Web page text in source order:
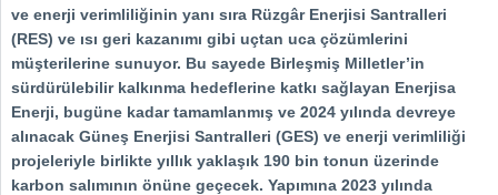
ve enerji verimliliğinin yanı sıra Rüzgâr Enerjisi Santralleri
(RES) ve ısı geri kazanımı gibi uçtan uca çözümlerini
müşterilerine sunuyor. Bu sayede Birleşmiş Milletler’in
sürdürülebilir kalkınma hedeflerine katkı sağlayan Enerjisa
Enerji, bugüne kadar tamamlanmış ve 2024 yılında devreye
alınacak Güneş Enerjisi Santralleri (GES) ve enerji verimliliği
projeleriyle birlikte yıllık yaklaşık 190 bin tonun üzerinde
karbon salımının önüne geçecek. Yapımına 2023 yılında